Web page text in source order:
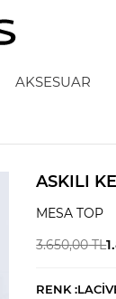
AKSESUAR
ASKILI
MESA TOP
3.650,00TL
RENK :